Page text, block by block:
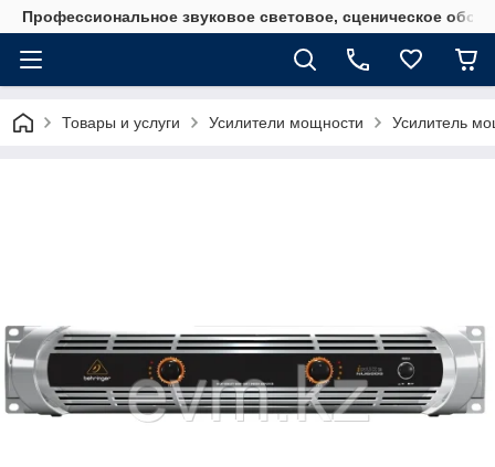
Профессиональное звуковое световое, сценическое
Товары и услуги Усилители мощности Усилитель